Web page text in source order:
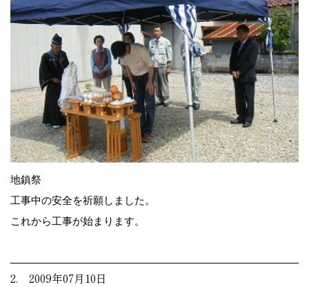
地鎮祭
工事中の安全を祈願しました。
これから工事が始まります。
2. 2009年07月10日